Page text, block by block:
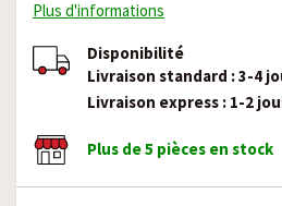
Plus d'informations
Disponibilité
Livraison standard : 3-4
Livraison express : 1-2
Plus de 5 pièces en stock